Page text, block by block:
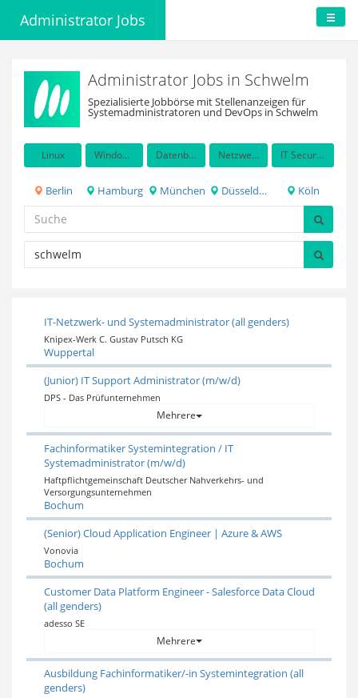
Administrator Jobs
Administrator Jobs in Schwelm
Spezialisierte Jobbörse mit Stellenanzeigen für
Systemadministratoren und DevOps in Schwelm
Linux Windows Server Datenbanken Netzwerkadministration IT Security / Auditing
Berlin Hamburg München Düsseldorf Köln
IT-Netzwerk- und Systemadministrator (all genders)
Knipex-Werk C. Gustav Putsch KG
Wuppertal
(Junior) IT Support Administrator (m/w/d)
DPS - Das Prüfunternehmen
Mehrere
​​​​​​​Fachinformatiker Systemintegration / IT
Systemadministrator (m/w/d)
Haftpflichtgemeinschaft Deutscher Nahverkehrs- und
Versorgungsunternehmen
Bochum
(Senior) Cloud Application Engineer | Azure & AWS
Vonovia
Bochum
Customer Data Platform Engineer - Salesforce Data Cloud
(all genders)
adesso SE
Mehrere
Ausbildung Fachinformatiker/-in Systemintegration (all
genders)